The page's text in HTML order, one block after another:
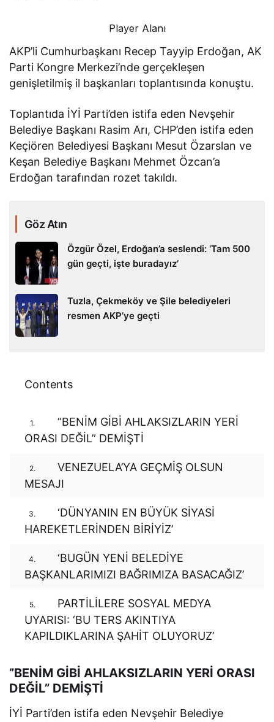
Player Alanı
AKP’li Cumhurbaşkanı Recep Tayyip Erdoğan, AK
Parti Kongre Merkezi’nde gerçekleşen
genişletilmiş il başkanları toplantısında konuştu.
Toplantıda İYİ Parti’den istifa eden Nevşehir
Belediye Başkanı Rasim Arı, CHP’den istifa eden
Keçiören Belediyesi Başkanı Mesut Özarslan ve
Keşan Belediye Başkanı Mehmet Özcan’a
Erdoğan tarafından rozet takıldı.
Göz Atın
Özgür Özel, Erdoğan’a seslendi: ‘Tam 500
gün geçti, işte buradayız’
Tuzla, Çekmeköy ve Şile belediyeleri
resmen AKP’ye geçti
Contents
1.
”BENİM GİBİ AHLAKSIZLARIN YERİ
ORASI DEĞİL” DEMİŞTİ
2.
VENEZUELA’YA GEÇMİŞ OLSUN
MESAJI
3.
‘DÜNYANIN EN BÜYÜK SİYASİ
HAREKETLERİNDEN BİRİYİZ’
4.
‘BUGÜN YENİ BELEDİYE
BAŞKANLARIMIZI BAĞRIMIZA BASACAĞIZ’
5.
PARTİLİLERE SOSYAL MEDYA
UYARISI: ‘BU TERS AKINTIYA
KAPILDIKLARINA ŞAHİT OLUYORUZ’
”BENİM GİBİ AHLAKSIZLARIN YERİ ORASI
DEĞİL” DEMİŞTİ
İYİ Parti’den istifa eden Nevşehir Belediye